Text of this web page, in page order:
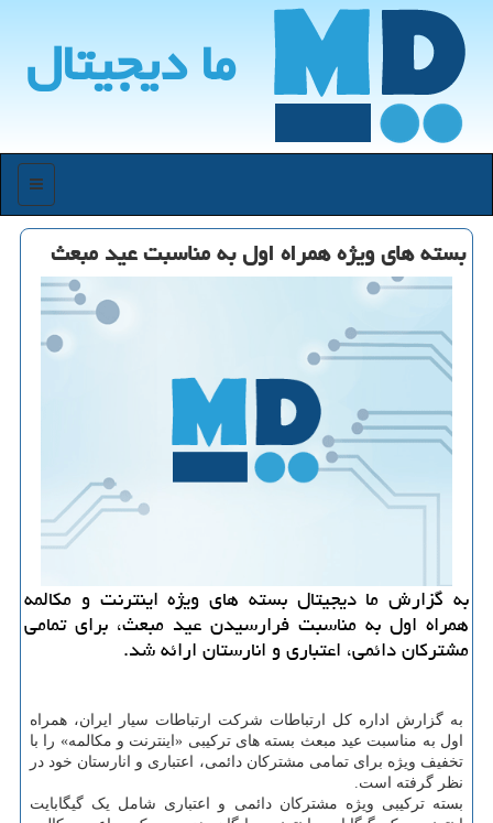
ما دیجیتال
منو
بسته های ویژه همراه اول به مناسبت عید مبعث
به گزارش ما دیجیتال بسته های ویژه اینترنت و مکالمه
همراه اول به مناسبت فرارسیدن عید مبعث، برای تمامی
مشترکان دائمی، اعتباری و انارستان ارائه شد.
به گزارش اداره کل ارتباطات شرکت ارتباطات سیار ایران، همراه
اول به مناسبت عید مبعث بسته های ترکیبی «اینترنت و مکالمه» را با
تخفیف ویژه برای تمامی مشترکان دائمی، اعتباری و انارستان خود در
نظر گرفته است.
بسته ترکیبی ویژه مشترکان دائمی و اعتباری شامل یک گیگابایت